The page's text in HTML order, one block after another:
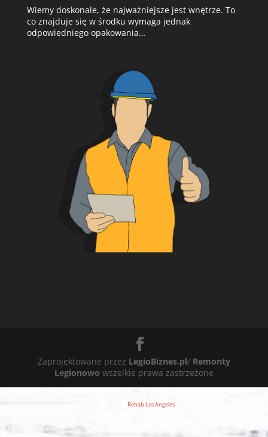
Wiemy doskonale, że najważniejsze jest wnętrze. To
co znajduje się w środku wymaga jednak
odpowiedniego opakowania…
Zaprojektowane przez LegioBiznes.pl/ Remonty
Legionowo wszelkie prawa zastrzeżone
Rehab Los Angeles